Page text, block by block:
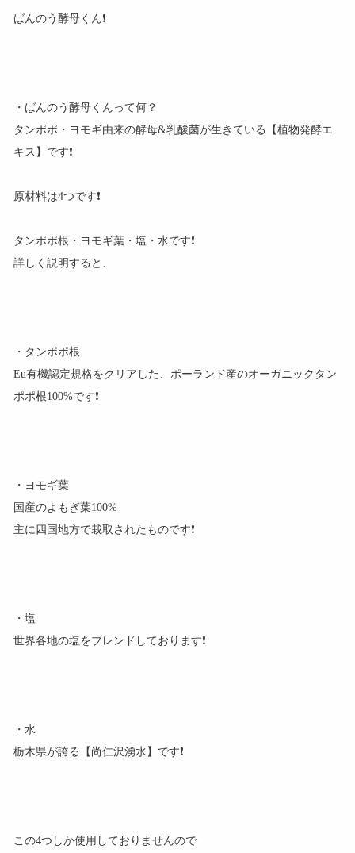
ばんのう酵母くん❗
・ばんのう酵母くんって何？
タンポポ・ヨモギ由来の酵母&乳酸菌が生きている【植物発酵エ
キス】です❗
原材料は4つです❗
タンポポ根・ヨモギ葉・塩・水です❗
詳しく説明すると、
・タンポポ根
Eu有機認定規格をクリアした、ポーランド産のオーガニックタン
ポポ根100%です❗
・ヨモギ葉
国産のよもぎ葉100%
主に四国地方で栽取されたものです❗
・塩
世界各地の塩をブレンドしております❗
・水
栃木県が誇る【尚仁沢湧水】です❗
この4つしか使用しておりませんので